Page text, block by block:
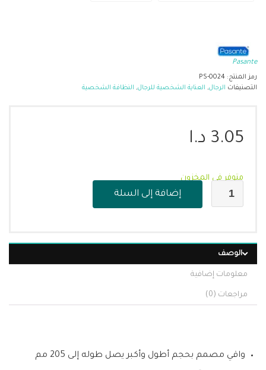
Pasante
رمز المنتج: PS-0024
التصنيفات الرجال, العناية الشخصية للرجال, النظافة الشخصية
3.05 د.ا
متوفر في المخزون
إضافة إلى السلة
الوصف
معلومات إضافية
مراجعات (0)
واقي مصمم بحجم أطول وأكبر يصل طوله إلى 205 مم